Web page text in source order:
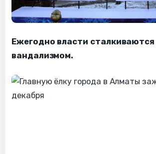
Ежегодно власти сталкиваются
вандализмом.